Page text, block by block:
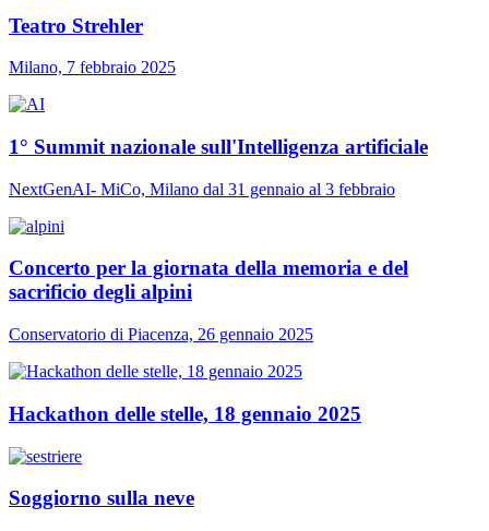
Teatro Strehler
Milano, 7 febbraio 2025
1° Summit nazionale sull'Intelligenza artificiale
NextGenAI- MiCo, Milano dal 31 gennaio al 3 febbraio
Concerto per la giornata della memoria e del
sacrificio degli alpini
Conservatorio di Piacenza, 26 gennaio 2025
Hackathon delle stelle, 18 gennaio 2025
Soggiorno sulla neve